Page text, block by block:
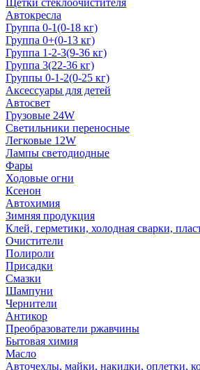
Щетки стеклоочистителя
Автокресла
Группа 0-1(0-18 кг)
Группа 0+(0-13 кг)
Группа 1-2-3(9-36 кг)
Группа 3(22-36 кг)
Группы 0-1-2(0-25 кг)
Аксессуары для детей
Автосвет
Грузовые 24W
Светильники переносные
Легковые 12W
Лампы светодиодные
Фары
Ходовые огни
Ксенон
Автохимия
Зимняя продукция
Клей, герметики, холодная сварки,
Очистители
Полироли
Присадки
Смазки
Шампуни
Чернители
Антикор
Преобразователи ржавчины
Бытовая химия
Масло
Авточехлы, майки, накидки, оплетки,